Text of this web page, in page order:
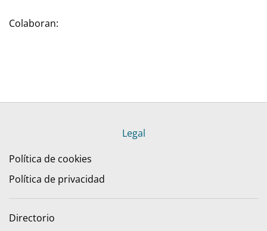
Colaboran:
Legal
Política de cookies
Política de privacidad
Directorio